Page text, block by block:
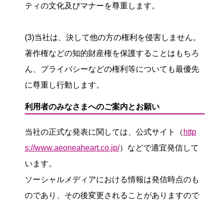
ティの文化及びマナーを尊重します。
(3)当社は、決して他の方の権利を侵害しません。
著作権などの知的財産権を保護することはもちろ
ん、プライバシーなどの権利等についても最優先
に尊重し行動します。
利用者のみなさまへのご案内とお願い
当社の正式な発表に関しては、公式サイト（ http
s://www.aeoneaheart.co.jp/）などで適宜発信して
います。
ソーシャルメディアにおける情報は発信時点のも
のであり、その後変更されることがありますので